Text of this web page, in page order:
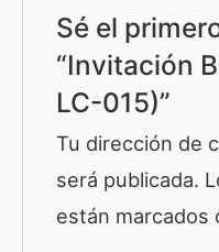
Sé el
“Invitación
LC-015)”
Tu dirección de
será publicada.
están marcados